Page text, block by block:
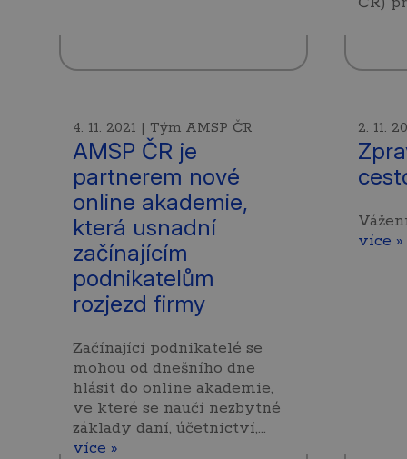
4. 11. 2021 | Tým AMSP ČR
AMSP ČR je
partnerem nové
online akademie,
která usnadní
začínajícím
podnikatelům
rozjezd firmy
Začínající podnikatelé se
mohou od dnešního dne
hlásit do online akademie,
ve které se naučí nezbytné
základy daní, účetnictví,…
více »
2. 11.
více »